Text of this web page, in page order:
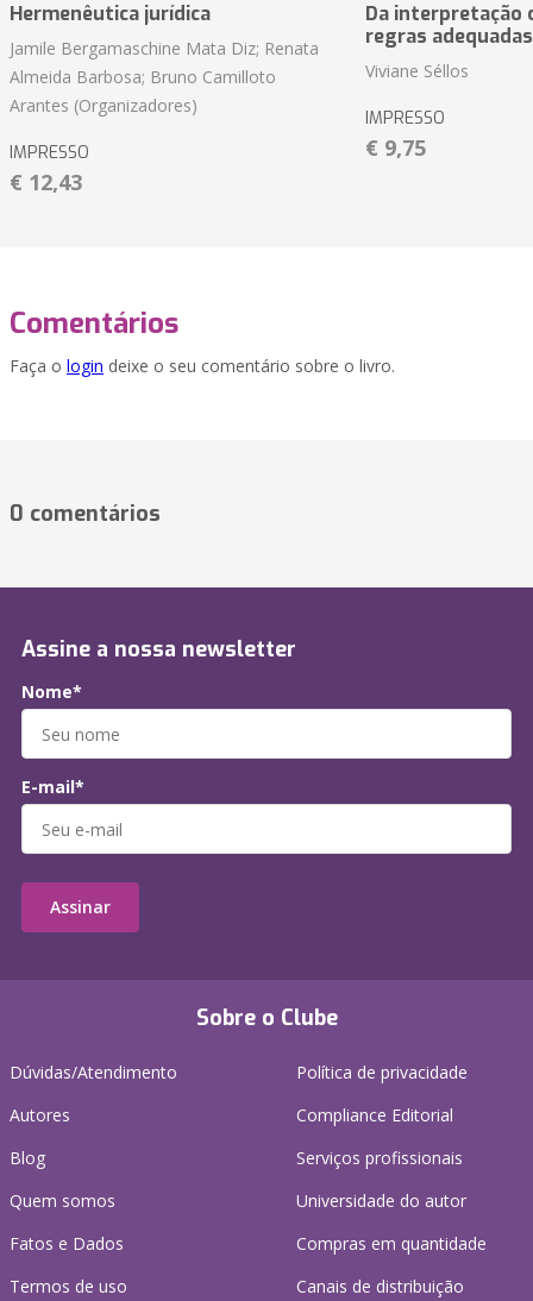
Hermenêutica jurídica
Jamile Bergamaschine Mata Diz; Renata
Almeida Barbosa; Bruno Camilloto
Arantes (Organizadores)
IMPRESSO
€ 12,43
Da interpretação
regras
Viviane Séllos
IMPRESSO
€ 9,75
Comentários
Faça o login deixe o seu comentário sobre o livro.
0 comentários
Sobre o Clube
Dúvidas/Atendimento
Autores
Blog
Quem somos
Fatos e Dados
Termos de uso
Política de privacidade
Compliance Editorial
Serviços profissionais
Universidade do autor
Compras em quantidade
Canais de distribuição
Assine a nossa newsletter
Nome*
E-mail*
Assinar